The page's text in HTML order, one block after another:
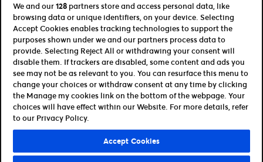
Ticketmaster
TM1 Reports (iOS)
TM1 Reports (Android)
For partnere
Bliv affiliate / partner
Til udviklere (API og SDK)
Retningslinjer for brugPersondatapolitik
Cookie-politikAdministrer cookies
Denmark
We and our128 partners store and access personal data, like
browsing data or unique identifiers, on your device. Selecting
Accept Cookies enables tracking technologies to support the
purposes shown under we and our partners process data to
provide. Selecting Reject All or withdrawing your consent will
disable them. If trackers are disabled, some content and ads you
see may not be as relevant to you. You can resurface this menu to
change your choices or withdraw consent at any time by clicking
the Manage my cookies link on the bottom of the webpage. Your
choices will have effect within our Website. For more details, refer
to our Privacy Policy.
Accept Cookies